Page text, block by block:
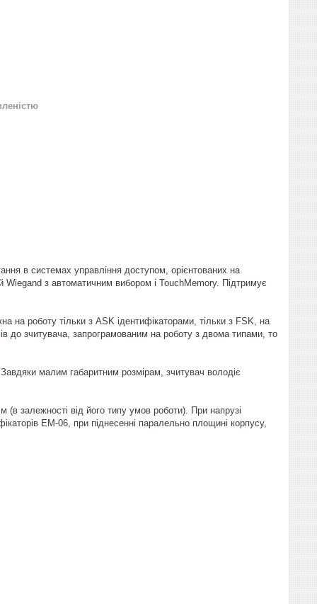
в системах управління доступом, орієнтованих на
Wiegand з автоматичним вибором і TouchMemory. Підтримує
на роботу тільки з ASK ідентифікаторами, тільки з FSK, на
до зчитувача, запрограмованим на роботу з двома типами, то
малим габаритним розмірам, зчитувач володіє
(в залежності від його типу умов роботи). При напрузі
EM-06, при піднесенні паралельно площині корпусу,